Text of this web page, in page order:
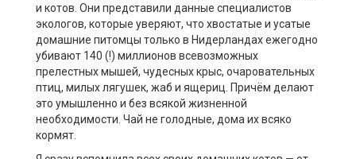
и котов. Они представили данные специалистов
экологов, которые уверяют, что хвостатые и усатые
домашние питомцы только в Нидерландах ежегодно
убивают 140 (!) миллионов всевозможных
прелестных мышей, чудесных крыс, очаровательных
птиц, милых лягушек, жаб и ящериц. Причём делают
это умышленно и без всякой жизненной
необходимости. Чай не голодные, дома их всяко
кормят.